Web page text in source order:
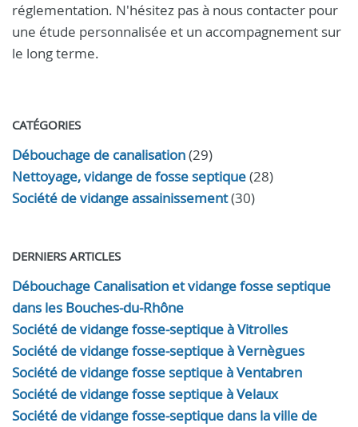
réglementation. N'hésitez pas à nous contacter pour
une étude personnalisée et un accompagnement sur
le long terme.
CATÉGORIES
Débouchage de canalisation(29)
Nettoyage, vidange de fosse septique(28)
Société de vidange assainissement(30)
DERNIERS ARTICLES
Débouchage Canalisation et vidange fosse septique
dans les Bouches-du-Rhône
Société de vidange fosse-septique à Vitrolles
Société de vidange fosse-septique à Vernègues
Société de vidange fosse septique à Ventabren
Société de vidange fosse septique à Velaux
Société de vidange fosse-septique dans la ville de